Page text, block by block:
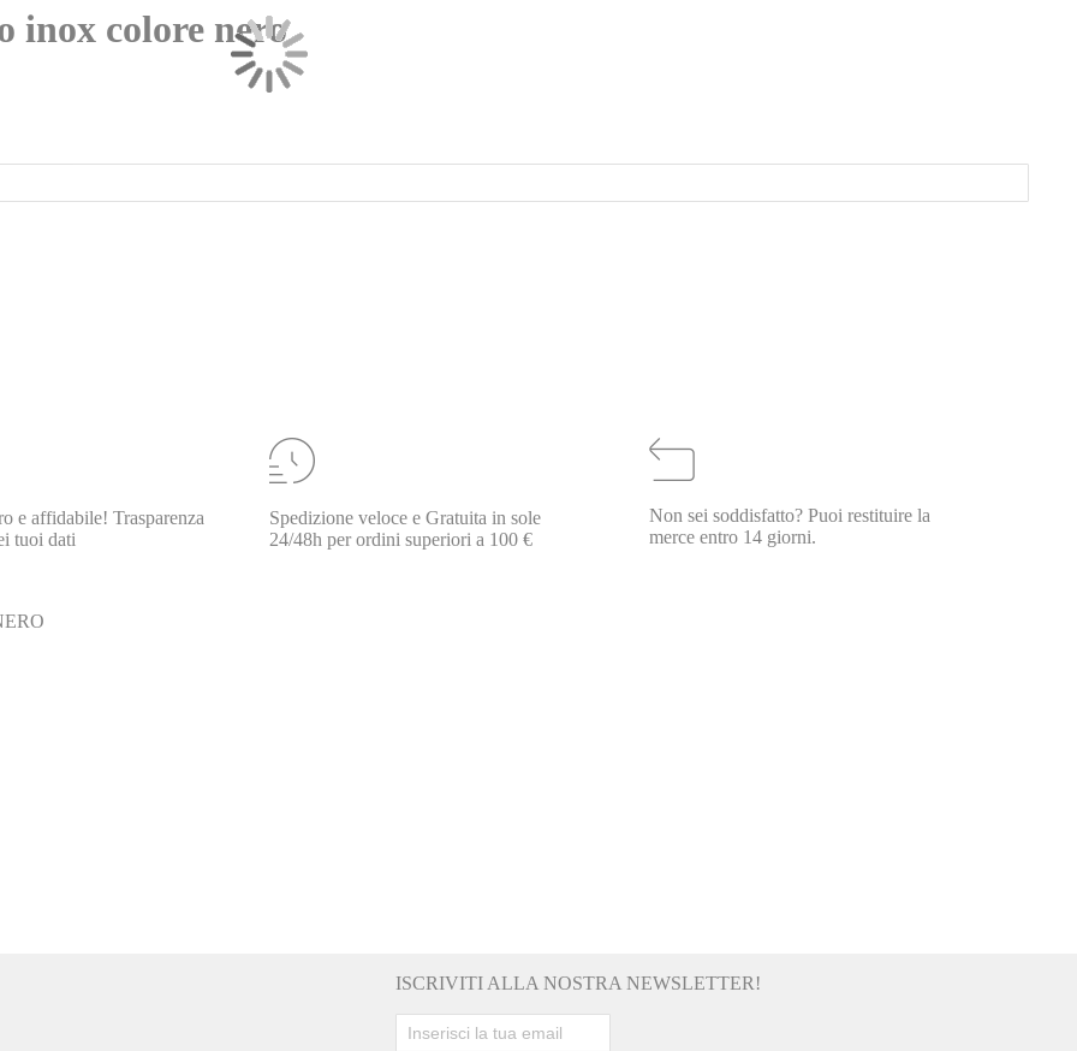
inox colore nero
e affidabile! Trasparenza
tuoi dati
Spedizione veloce e Gratuita in sole
24/48h per ordini superiori a 100 €
Non sei soddisfatto? Puoi restituire la
merce entro 14 giorni.
ISCRIVITI ALLA NOSTRA NEWSLETTER!